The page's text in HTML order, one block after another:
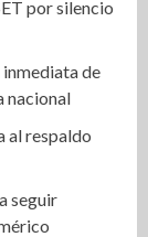
por silencio
de
nacional
al respaldo
seguir